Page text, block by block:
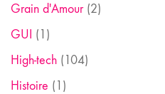
Grain d'Amour(2)
GUI (1)
High-tech (104)
Histoire (1)